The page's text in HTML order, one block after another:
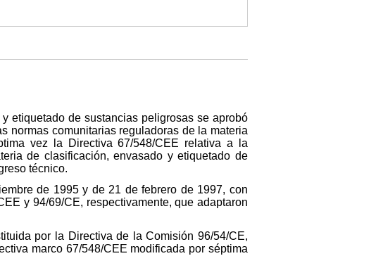
etiquetado de sustancias peligrosas se aprobó
normas comunitarias reguladoras de la materia
vez la Directiva 67/548/CEE relativa a la
de clasificación, envasado y etiquetado de
técnico.
de 1995 y de 21 de febrero de 1997, con
y 94/69/CE, respectivamente, que adaptaron
por la Directiva de la Comisión 96/54/CE,
marco 67/548/CEE modificada por séptima